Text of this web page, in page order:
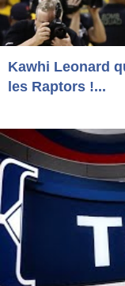
Kawhi Leonard
les Raptors !...